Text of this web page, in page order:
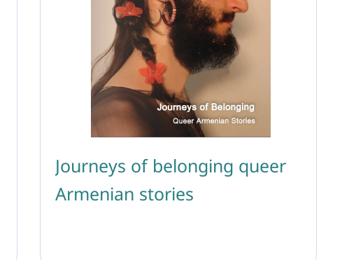
Journeys of belonging queer
Armenian stories